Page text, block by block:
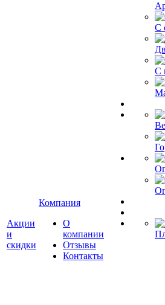
Акции
и
скидки
Компания
О
компании
Отзывы
Контакты
С
С